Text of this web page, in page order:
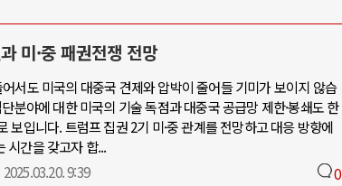
미·중 패권전쟁 전망
서도 미국의 대중국 견제와 압박이 줄어들 기미가 보이지 않습
분야에 대한 미국의 기술 독점과 대중국 공급망 제한·봉쇄도 한
보입니다. 트럼프 집권 2기 미·중 관계를 전망하고 대응 방향에
시간을 갖고자 합...
2025.03.20. 9:39 0